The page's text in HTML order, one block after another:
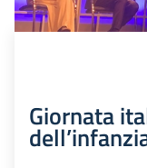
Giornata